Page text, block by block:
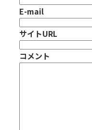
E-mail
サイトURL
コメント